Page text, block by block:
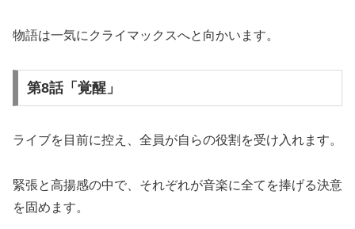
物語は一気にクライマックスへと向かいます。
第8話「覚醒」
ライブを目前に控え、全員が自らの役割を受け入れます。
緊張と高揚感の中で、それぞれが音楽に全てを捧げる決意
を固めます。